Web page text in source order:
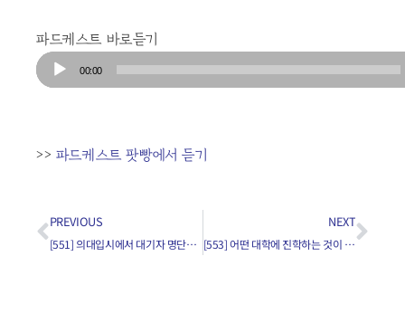
파드케스트 바로듣기
Audio
Player
00:00
>> 파드케스트 팟빵에서 듣기
PREVIOUS
[551] 의대입시에서 대기자 명단에 올랐다면 합격할 확률이 얼마나 되나요?
NEXT
[553] 어떤 대학에 진학하는 것이 향후 의대에 진학하는데 도움이 되나요?